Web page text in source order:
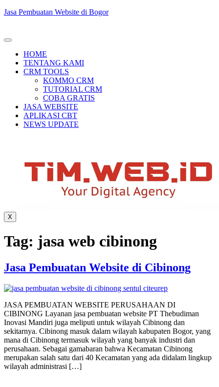
Jasa Pembuatan Website di Bogor
HOME
TENTANG KAMI
CRM TOOLS
KOMMO CRM
TUTORIAL CRM
COBA GRATIS
JASA WEBSITE
APLIKASI CBT
NEWS UPDATE
X
Tag: jasa web cibinong
Jasa Pembuatan Website di Cibinong
JASA PEMBUATAN WEBSITE PERUSAHAAN DI
CIBINONG Layanan jasa pembuatan website PT Thebudiman
Inovasi Mandiri juga meliputi untuk wilayah Cibinong dan
sekitarnya. Cibinong masuk dalam wilayah kabupaten Bogor, yang
mana di Cibinong termasuk wilayah yang banyak industri dan
perusahaan. Sebagai gamabaran bahwa Kecamatan Cibinong
merupakan salah satu dari 40 Kecamatan yang ada didalam lingkup
wilayah administrasi […]